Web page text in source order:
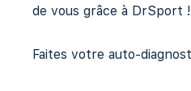
de vous grâce à DrSport !
Faites votre auto-